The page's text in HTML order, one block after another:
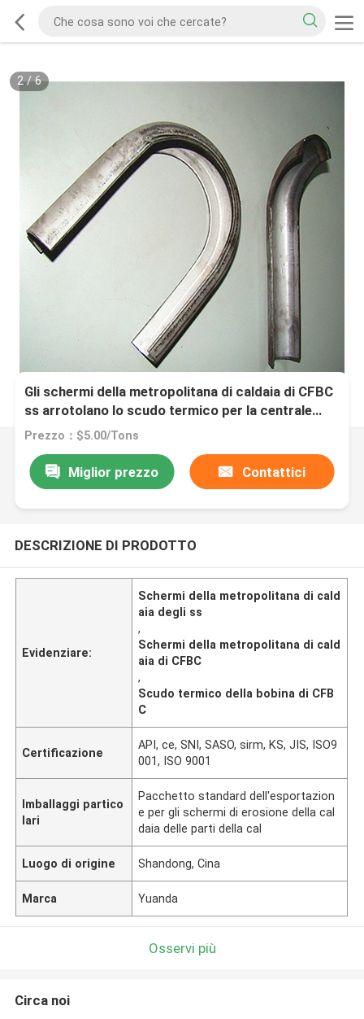
2/6
Gli schermi della metropolitana di caldaia di CFBC
ss arrotolano lo scudo termico per la centrale
elettrica infornata biomassa
Prezzo：$5.00/Tons
Miglior prezzo Contattici
DESCRIZIONE DI PRODOTTO
Evidenziare:
Schermi della metropolitana di cald
aia degli ss
,
Schermi della metropolitana di cald
aia di CFBC
,
Scudo termico della bobina di CFB
C
Certificazione
API, ce, SNI, SASO, sirm, KS, JIS, ISO9
001, ISO 9001
Imballaggi partico
lari
Pacchetto standard dell'esportazion
e per gli schermi di erosione della cal
daia delle parti della cal
Luogo di origine Shandong, Cina
Marca Yuanda
Osservi più
Circa noi